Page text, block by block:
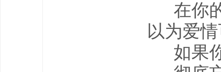
在你
以为爱
如果